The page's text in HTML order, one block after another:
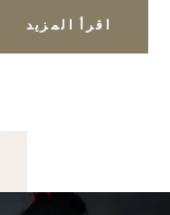
اقرأ المزيد